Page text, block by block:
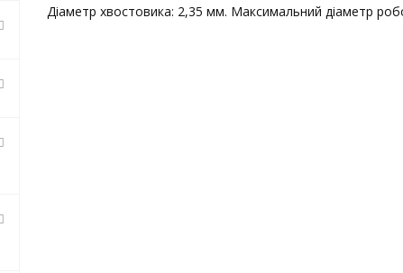
Діаметр хвостовика: 2,35 мм. Максимальний діаметр